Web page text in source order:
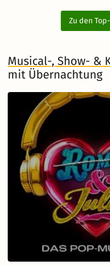
Zu den
Musical-, Show- &
mit Übernachtung